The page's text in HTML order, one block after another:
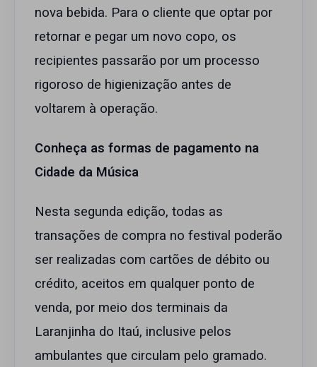
nova bebida. Para o cliente que optar por
retornar e pegar um novo copo, os
recipientes passarão por um processo
rigoroso de higienização antes de
voltarem à operação.
Conheça as formas de pagamento na
Cidade da Música
Nesta segunda edição, todas as
transações de compra no festival poderão
ser realizadas com cartões de débito ou
crédito, aceitos em qualquer ponto de
venda, por meio dos terminais da
Laranjinha do Itaú, inclusive pelos
ambulantes que circulam pelo gramado.